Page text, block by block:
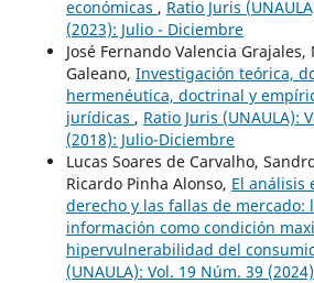
económicas , Ratio Juris
(2023): Julio - Diciembre
José Fernando Valencia
Galeano, Investigación teórica,
hermenéutica, doctrinal y
jurídicas , Ratio Juris (UNAULA):
(2018): Julio-Diciembre
Lucas Soares de Carvalho,
Ricardo Pinha Alonso, El análisis
derecho y las fallas de mercado:
información como condición
hipervulnerabilidad del
(UNAULA): Vol. 19 Núm. 39